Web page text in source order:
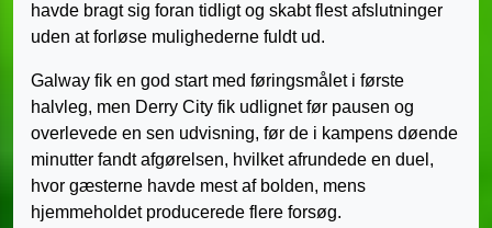
havde bragt sig foran tidligt og skabt flest afslutninger
uden at forløse mulighederne fuldt ud.
Galway fik en god start med føringsmålet i første
halvleg, men Derry City fik udlignet før pausen og
overlevede en sen udvisning, før de i kampens døende
minutter fandt afgørelsen, hvilket afrundede en duel,
hvor gæsterne havde mest af bolden, mens
hjemmeholdet producerede flere forsøg.